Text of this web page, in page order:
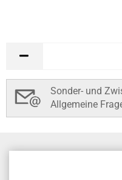
Sonder- und
Allgemeine